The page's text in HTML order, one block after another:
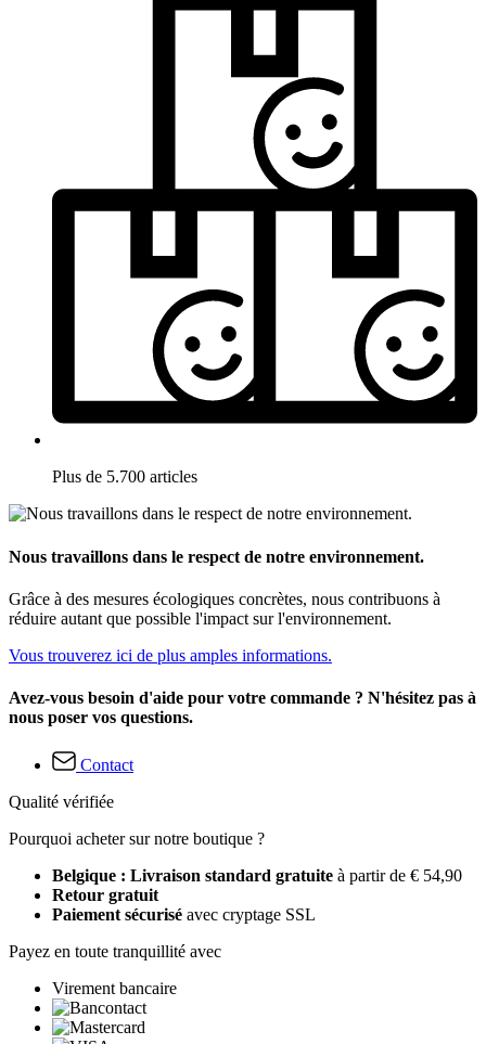
Plus de 5.700 articles
Nous travaillons dans le respect de notre environnement.
Grâce à des mesures écologiques concrètes, nous contribuons à
réduire autant que possible l'impact sur l'environnement.
Vous trouverez ici de plus amples informations.
Avez-vous besoin d'aide pour votre commande ? N'hésitez pas à
nous poser vos questions.
Contact
Qualité vérifiée
Pourquoi acheter sur notre boutique ?
Belgique : Livraison standard gratuite à partir de € 54,90
Retour gratuit
Paiement sécurisé avec cryptage SSL
Payez en toute tranquillité avec
Virement bancaire